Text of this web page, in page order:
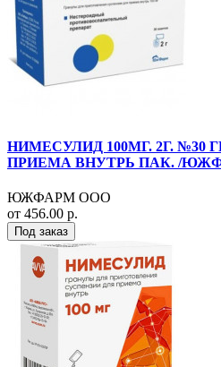
НИМЕСУЛИД 100МГ. 2Г. №30
ПРИЕМА ВНУТРЬ ПАК. /
ЮЖФАРМ ООО
от 456.00 р.
Под заказ